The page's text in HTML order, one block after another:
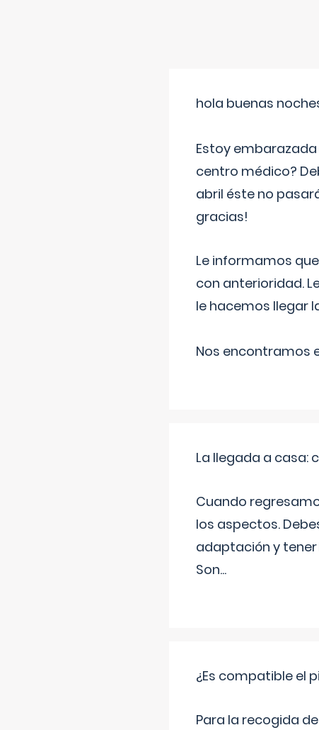
hola buenas
Estoy
centro médico?
abril éste no
gracias!
Le informamos
con anterioridad.
le hacemos llegar
Nos encontramos
La llegada a casa:
Cuando
los aspectos.
adaptación y
Son...
¿Es compatible el
Para la recogida